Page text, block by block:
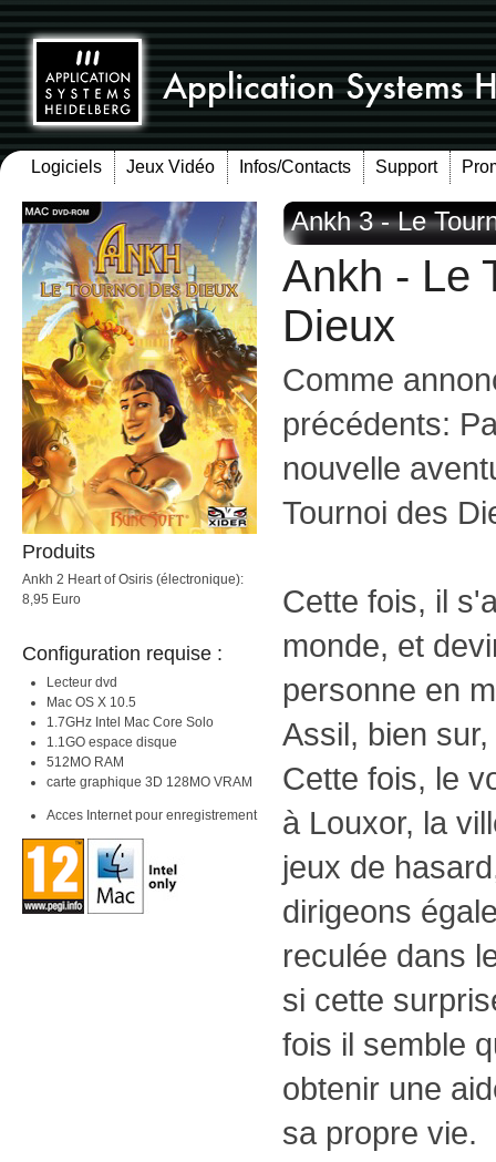
Logiciels Jeux Vidéo Infos/Contacts Support
Produits
Ankh 2 Heart of Osiris (électronique):
8,95 Euro
Configuration requise :
Lecteur dvd
Mac OS X 10.5
1.7GHz Intel Mac Core Solo
1.1GO espace disque
512MO RAM
carte graphique 3D 128MO VRAM
Acces Internet pour enregistrement
Ankh 3 - Le
Ankh - Le
Dieux
Comme
précédents:
nouvelle
Tournoi des
Cette fois, il
monde, et
personne en
Assil, bien
Cette fois, le
à Louxor, la
jeux de
dirigeons
reculée dans
si cette
fois il semble
obtenir une
sa propre vie.